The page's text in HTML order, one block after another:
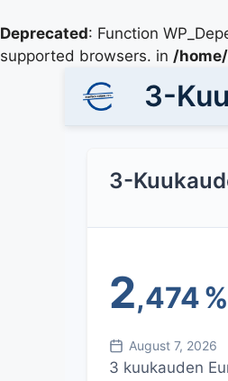
Deprecated: Function
supported browsers. in /
3-
3-
2,474%
August 7, 2026
3 kuukauden